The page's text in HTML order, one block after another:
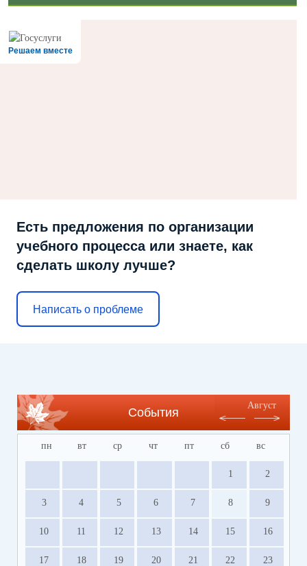
Решаем вместе
Есть предложения по организации
учебного процесса или знаете, как
сделать школу лучше?
Написать о проблеме
События
Август
пн вт ср чт пт сб вс
1 2
3 4 5 6 7 8 9
10 11 12 13 14 15 16
17 18 19 20 21 22 23